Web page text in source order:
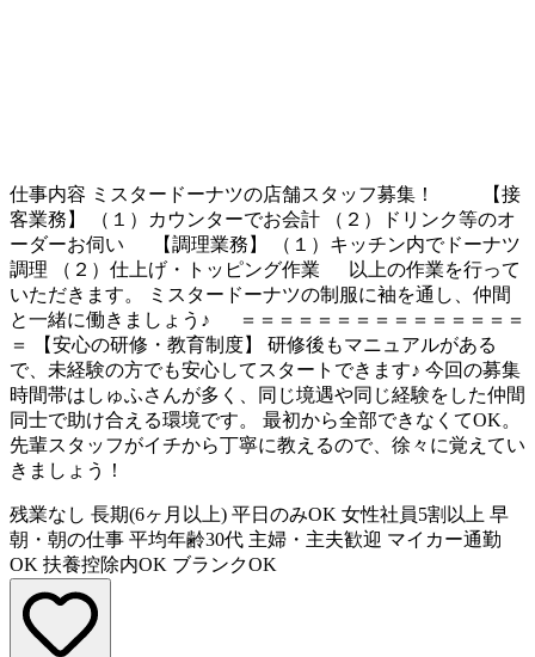
仕事内容 ミスタードーナツの店舗スタッフ募集！ 【接
客業務】 （１）カウンターでお会計 （２）ドリンク等のオ
ーダーお伺い 【調理業務】 （１）キッチン内でドーナツ
調理 （２）仕上げ・トッピング作業 以上の作業を行って
いただきます。 ミスタードーナツの制服に袖を通し、仲間
と一緒に働きましょう♪ ＝＝＝＝＝＝＝＝＝＝＝＝＝＝＝
＝ 【安心の研修・教育制度】 研修後もマニュアルがある
で、未経験の方でも安心してスタートできます♪ 今回の募集
時間帯はしゅふさんが多く、同じ境遇や同じ経験をした仲間
同士で助け合える環境です。 最初から全部できなくてOK。
先輩スタッフがイチから丁寧に教えるので、徐々に覚えてい
きましょう！
残業なし 長期(6ヶ月以上) 平日のみOK 女性社員5割以上 早
朝・朝の仕事 平均年齢30代 主婦・主夫歓迎 マイカー通勤
OK 扶養控除内OK ブランクOK